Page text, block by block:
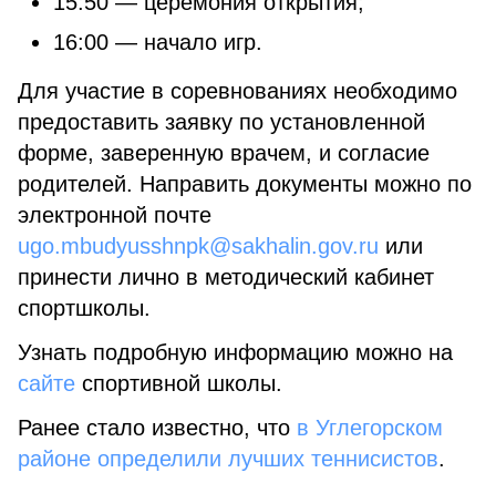
16:00 — начало игр.
Для участие в соревнованиях необходимо
предоставить заявку по установленной
форме, заверенную врачем, и согласие
родителей. Направить документы можно по
электронной почте
ugo.mbudyusshnpk@sakhalin.gov.ru или
принести лично в методический кабинет
спортшколы.
Узнать подробную информацию можно на
сайте спортивной школы.
Ранее стало известно, что в Углегорском
районе определили лучших теннисистов.